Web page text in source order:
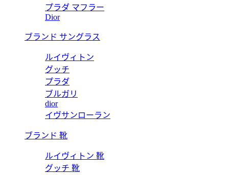
プラダ マフラー
Dior
ブランド サングラス
ルイヴィトン
グッチ
プラダ
ブルガリ
dior
イヴサンローラン
ブランド 靴
ルイヴィトン 靴
グッチ 靴